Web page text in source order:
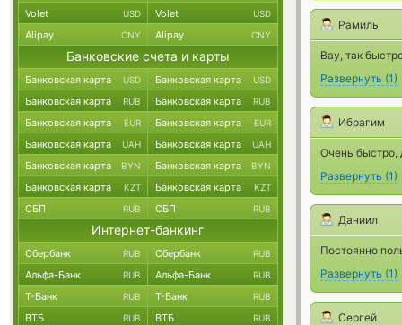
Рамиль
Вау, так
Развернуть (1)
Ибрагим
Очень быстро,
Развернуть (1)
Даниил
Постоянно
Развернуть (1)
Сергей
Volet USD Volet USD
Alipay CNY Alipay CNY
Банковские счета и карты
Банковская карта USD Банковская карта USD
Банковская карта RUB Банковская карта RUB
Банковская карта EUR Банковская карта EUR
Банковская карта UAH Банковская карта UAH
Банковская карта BYN Банковская карта BYN
Банковская карта KZT Банковская карта KZT
СБП RUB СБП RUB
Интернет-банкинг
Сбербанк RUB Сбербанк RUB
Альфа-Банк RUB Альфа-Банк RUB
Т-Банк RUB Т-Банк RUB
ВТБ RUB ВТБ RUB